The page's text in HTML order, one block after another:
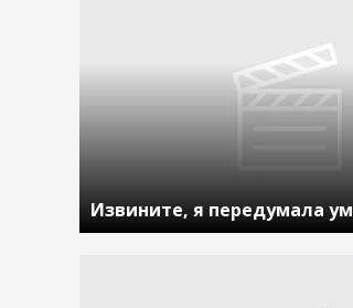
Извините, я передумала